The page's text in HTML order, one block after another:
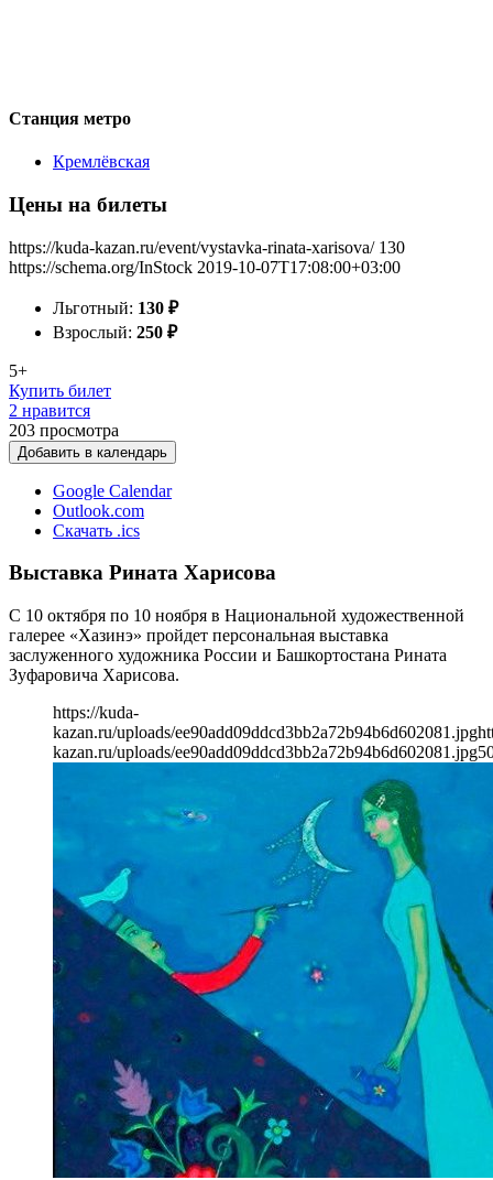
Станция метро
Кремлёвская
Цены на билеты
https://kuda-kazan.ru/event/vystavka-rinata-xarisova/ 130
https://schema.org/InStock 2019-10-07T17:08:00+03:00
Льготный: 130 ₽
Взрослый: 250 ₽
5+
Купить билет
2 нравится
203 просмотра
Добавить в календарь
Google Calendar
Outlook.com
Скачать .ics
Выставка Рината Харисова
С 10 октября по 10 ноября в Национальной художественной
галерее «Хазинэ» пройдет персональная выставка
заслуженного художника России и Башкортостана Рината
Зуфаровича Харисова.
https://kuda-
kazan.ru/uploads/ee90add09ddcd3bb2a72b94b6d602081.jpg
kazan.ru/uploads/ee90add09ddcd3bb2a72b94b6d602081.jpg